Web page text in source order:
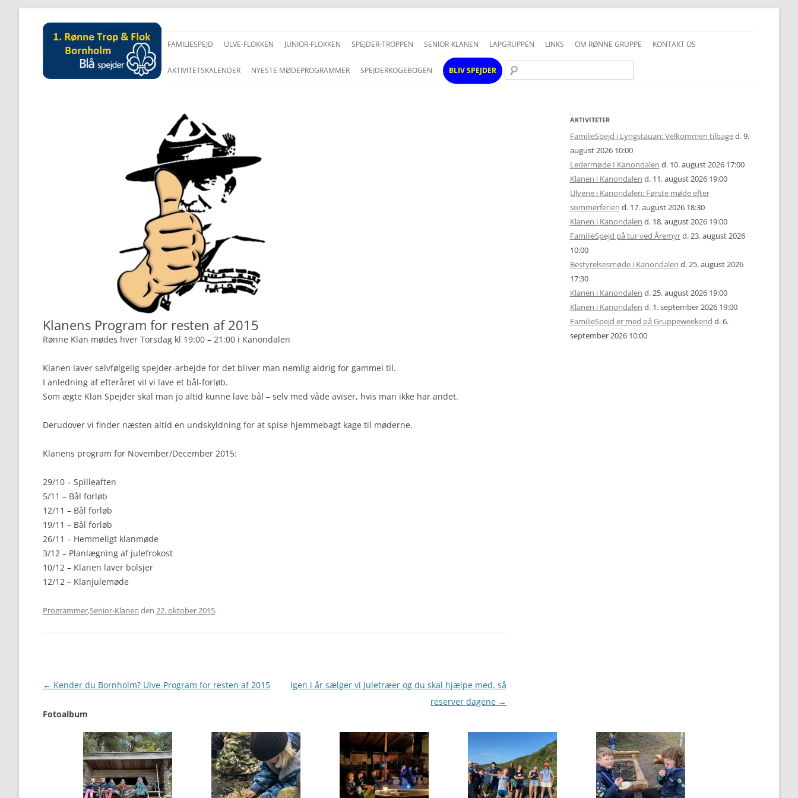
til
FAMILIESPEJD ULVE-FLOKKEN JUNIOR-FLOKKEN SPEJDER-TROPPEN SENIOR-KLANEN LAPGRUPPEN LINKS OM RØNNE GRUPPE
FOTOS OG COPYRIGHT
UNIFORMSVEJLEDNING
INFO JUNIOR-SPEJDER
INFO TROPPEN
KONTAKT OS
AKTIVITETSKALENDER NYESTE MØDEPROGRAMMER SPEJDERKOGEBOGEN BLIV SPEJDER
Klanens Program for resten af 2015
Rønne Klan mødes hver Torsdag kl 19:00 – 21:00 i Kanondalen
Klanen laver selvfølgelig spejder-arbejde for det bliver man nemlig aldrig for gammel til.
I anledning af efteråret vil vi lave et bål-forløb.
Som ægte Klan Spejder skal man jo altid kunne lave bål – selv med våde aviser, hvis man ikke har andet.
Derudover vi finder næsten altid en undskyldning for at spise hjemmebagt kage til møderne.
Klanens program for November/December 2015:
29/10 – Spilleaften
5/11 – Bål forløb
12/11 – Bål forløb
19/11 – Bål forløb
26/11 – Hemmeligt klanmøde
3/12 – Planlægning af julefrokost
10/12 – Klanen laver bolsjer
12/12 – Klanjulemøde
Programmer,Senior-Klanen den 22. oktober 2015.
Artikel
← Kender du Bornholm? Ulve-Program for resten af 2015
Igen i år sælger vi Juletræer og du skal hjælpe med, så
reserver dagene →
AKTIVITETER
FamilieSpejd i Lyngstauan: Velkommen tilbaged. 9.
august 2026 10:00
Ledermøde I Kanondalen d. 10. august 2026 17:00
Klanen i Kanondalen d. 11. august 2026 19:00
Ulvene i Kanondalen: Første møde efter
sommerferien d. 17. august 2026 18:30
Klanen i Kanondalen d. 18. august 2026 19:00
FamilieSpejd på tur ved Åremyrd. 23. august 2026
10:00
Bestyrelsesmøde i Kanondalen d. 25. august 2026
17:30
Klanen i Kanondalen d. 25. august 2026 19:00
Klanen i Kanondalen d. 1. september 2026 19:00
FamilieSpejd er med på Gruppeweekend d. 6.
september 2026 10:00
Fotoalbum